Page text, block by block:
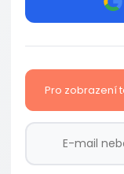
Pro zobrazení